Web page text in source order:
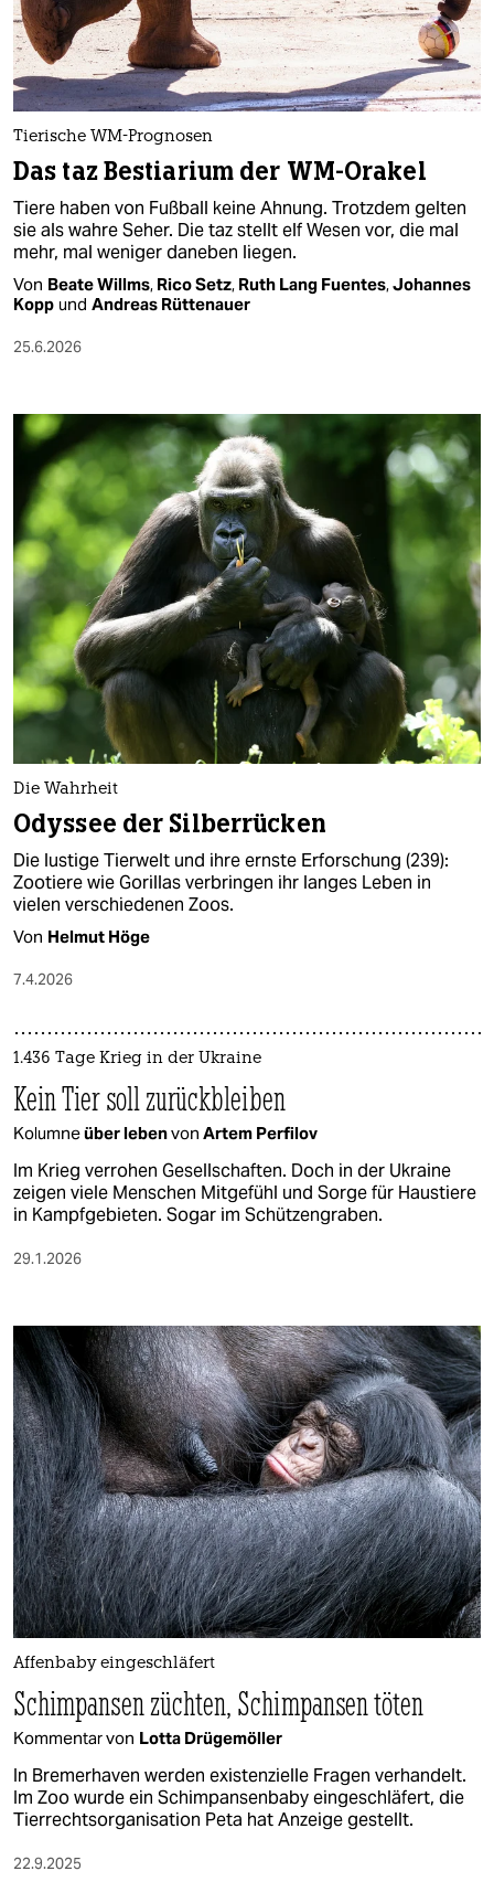
nord
wahrheit
verlag
verlag
veranstaltungen
shop
abo
genossenschaft
epaper login
Tierische WM-Prognosen
Das taz Bestiarium der WM-Orakel
Tiere haben von Fußball keine Ahnung. Trotzdem gelten
sie als wahre Seher. Die taz stellt elf Wesen vor, die mal
mehr, mal weniger daneben liegen.
Von Beate Willms, Rico Setz, Ruth Lang Fuentes,Johannes
Kopp und Andreas Rüttenauer
25.6.2026
Die Wahrheit
Odyssee der Silberrücken
Die lustige Tierwelt und ihre ernste Erforschung (239):
Zootiere wie Gorillas verbringen ihr langes Leben in
vielen verschiedenen Zoos.
Von Helmut Höge
7.4.2026
1.436 Tage Krieg in der Ukraine
Kein Tier soll zurückbleiben
Kolumneüber lebenvon Artem Perfilov
Im Krieg verrohen Gesellschaften. Doch in der Ukraine
zeigen viele Menschen Mitgefühl und Sorge für Haustiere
in Kampfgebieten. Sogar im Schützengraben.
29.1.2026
Affenbaby eingeschläfert
Schimpansen züchten, Schimpansen töten
Kommentar von Lotta Drügemöller
In Bremerhaven werden existenzielle Fragen verhandelt.
Im Zoo wurde ein Schimpansenbaby eingeschläfert, die
Tierrechtsorganisation Peta hat Anzeige gestellt.
22.9.2025